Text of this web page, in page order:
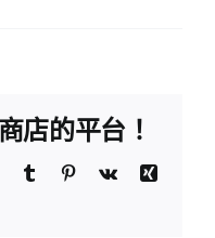
店的平台！
Tumblr Pinterest
Vk
Xing